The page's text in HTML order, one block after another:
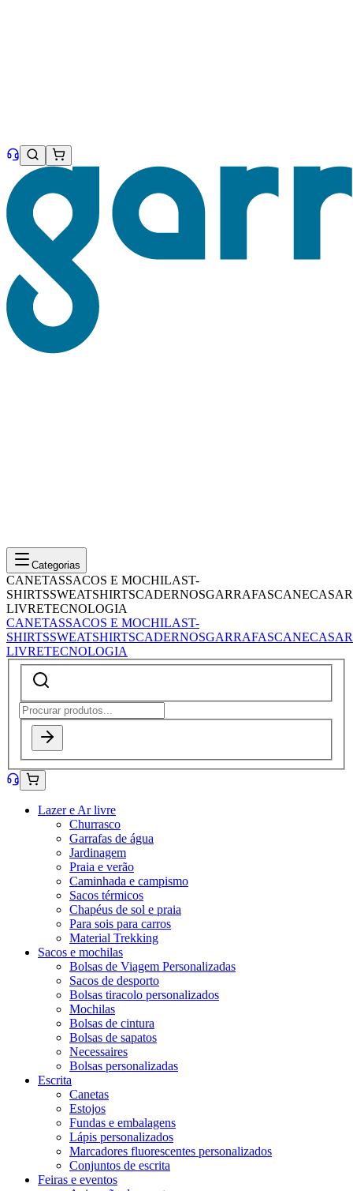
Categorias
CANETASSACOS E MOCHILAST-
SHIRTSSWEATSHIRTSCADERNOSGARRAFASCANECASAR
LIVRETECNOLOGIA
CANETASSACOS E MOCHILAST-
SHIRTSSWEATSHIRTSCADERNOSGARRAFASCANECASAR
LIVRETECNOLOGIA
Lazer e Ar livre
Churrasco
Garrafas de água
Jardinagem
Praia e verão
Caminhada e campismo
Sacos térmicos
Chapéus de sol e praia
Para sois para carros
Material Trekking
Sacos e mochilas
Bolsas de Viagem Personalizadas
Sacos de desporto
Bolsas tiracolo personalizados
Mochilas
Bolsas de cintura
Bolsas de sapatos
Necessaires
Bolsas personalizadas
Escrita
Canetas
Estojos
Fundas e embalagens
Lápis personalizados
Marcadores fluorescentes personalizados
Conjuntos de escrita
Feiras e eventos